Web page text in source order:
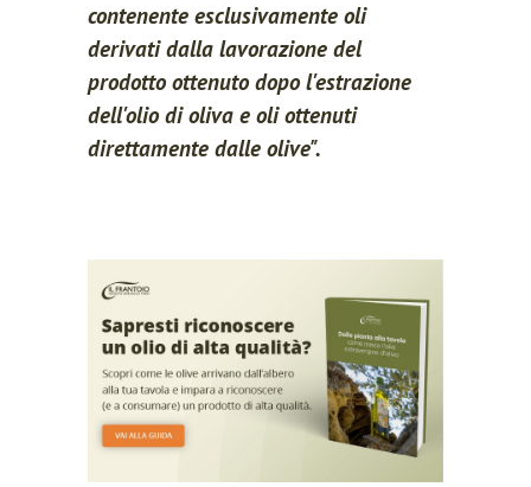
contenente esclusivamente oli
derivati dalla lavorazione del
prodotto ottenuto dopo l'estrazione
dell'olio di oliva e oli ottenuti
direttamente dalle olive".